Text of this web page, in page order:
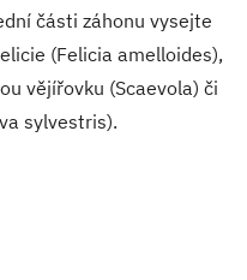
části záhonu vysejte
(Felicia amelloides),
vějířovku (Scaevola) či
sylvestris).